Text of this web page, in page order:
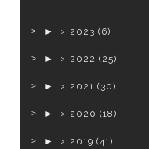
► 2023 (6)
► 2022 (25)
► 2021 (30)
► 2020 (18)
► 2019 (41)